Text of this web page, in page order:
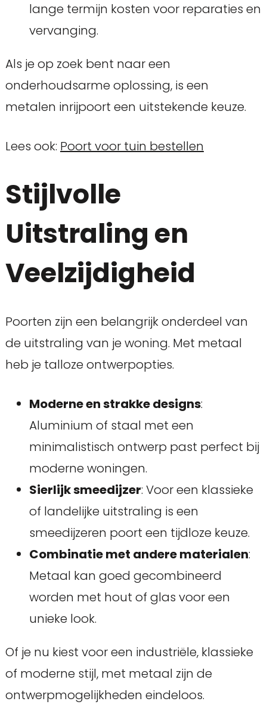
lange termijn kosten voor reparaties en
vervanging.
Als je op zoek bent naar een
onderhoudsarme oplossing, is een
metalen inrijpoort een uitstekende keuze.
Lees ook: Poort voor tuin bestellen
Stijlvolle
Uitstraling en
Veelzijdigheid
Poorten zijn een belangrijk onderdeel van
de uitstraling van je woning. Met metaal
heb je talloze ontwerpopties.
Moderne en strakke designs:
Aluminium of staal met een
minimalistisch ontwerp past perfect bij
moderne woningen.
Sierlijk smeedijzer: Voor een klassieke
of landelijke uitstraling is een
smeedijzeren poort een tijdloze keuze.
Combinatie met andere materialen:
Metaal kan goed gecombineerd
worden met hout of glas voor een
unieke look.
Of je nu kiest voor een industriële, klassieke
of moderne stijl, met metaal zijn de
ontwerpmogelijkheden eindeloos.